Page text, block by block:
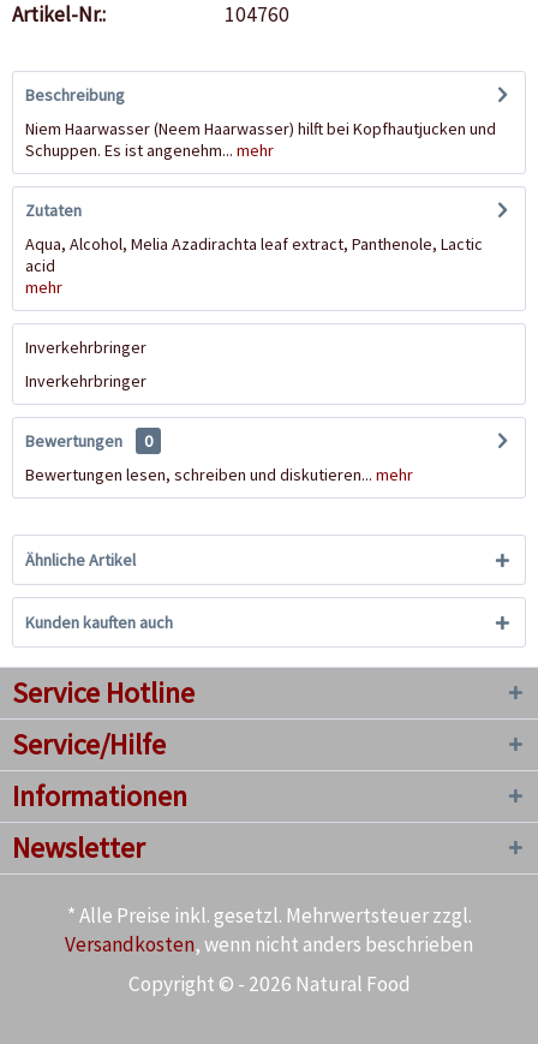
Artikel-Nr.: 104760
Beschreibung
Niem Haarwasser (Neem Haarwasser) hilft bei Kopfhautjucken und
Schuppen. Es ist angenehm... mehr
Zutaten
Aqua, Alcohol, Melia Azadirachta leaf extract, Panthenole, Lactic
acid
mehr
Inverkehrbringer
Inverkehrbringer
Bewertungen
0
Bewertungen lesen, schreiben und diskutieren... mehr
Ähnliche Artikel
Kunden kauften auch
Service Hotline
Service/Hilfe
Informationen
Newsletter
* Alle Preise inkl. gesetzl. Mehrwertsteuer zzgl.
Versandkosten, wenn nicht anders beschrieben
Copyright © - 2026 Natural Food